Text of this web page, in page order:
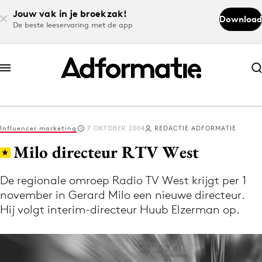
Jouw vak in je broekzak!
De beste leeservaring met de app
Download
Abonneer nu
Abonneer nu
Log in
Download de app
Volg het laatste nieuws via de Adformatie
Nieuws app
Influencer marketing 7 OKTOBER 2004 REDACTIE ADFORMATIE
Milo directeur RTV West
De regionale omroep Radio TV West krijgt per 1
november in Gerard Milo een nieuwe directeur.
Hij volgt interim-directeur Huub Elzerman op.